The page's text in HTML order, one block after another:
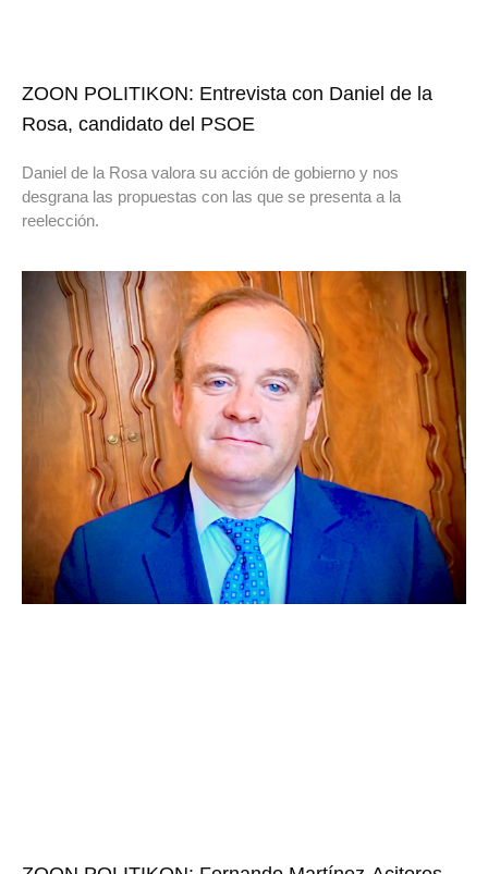
ZOON POLITIKON: Entrevista con Daniel de la
Rosa, candidato del PSOE
Daniel de la Rosa valora su acción de gobierno y nos
desgrana las propuestas con las que se presenta a la
reelección.